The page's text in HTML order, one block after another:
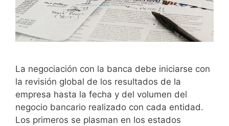
La negociación con la banca debe iniciarse con
la revisión global de los resultados de la
empresa hasta la fecha y del volumen del
negocio bancario realizado con cada entidad.
Los primeros se plasman en los estados